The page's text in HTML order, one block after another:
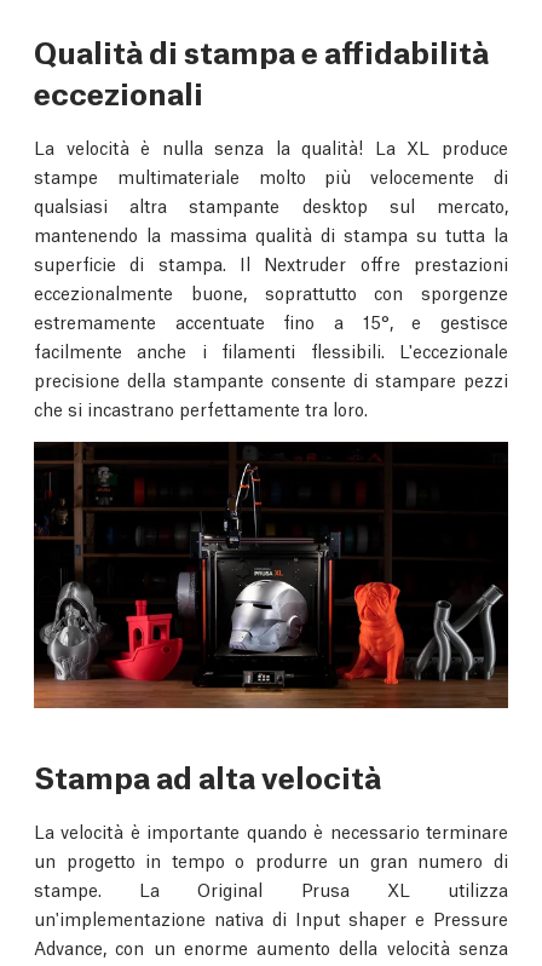
Qualità di stampa e affidabilità
eccezionali
La velocità è nulla senza la qualità! La XL produce
stampe multimateriale molto più velocemente di
qualsiasi altra stampante desktop sul mercato,
mantenendo la massima qualità di stampa su tutta la
superficie di stampa. Il Nextruder offre prestazioni
eccezionalmente buone, soprattutto con sporgenze
estremamente accentuate fino a 15°, e gestisce
facilmente anche i filamenti flessibili. L'eccezionale
precisione della stampante consente di stampare pezzi
che si incastrano perfettamente tra loro.
Stampa ad alta velocità
La velocità è importante quando è necessario terminare
un progetto in tempo o produrre un gran numero di
stampe. La Original Prusa XL utilizza
un'implementazione nativa di Input shaper e Pressure
Advance, con un enorme aumento della velocità senza